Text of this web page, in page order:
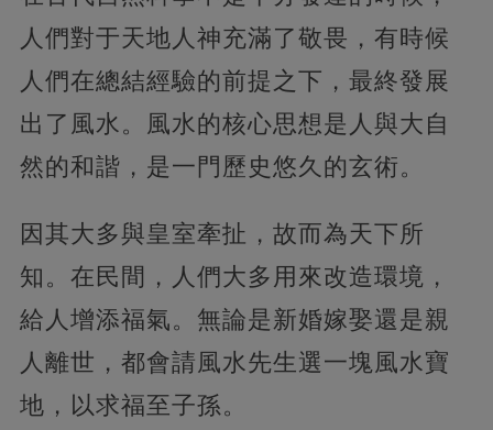
人們對于天地人神充滿了敬畏，有時候
人們在總結經驗的前提之下，最終發展
出了風水。風水的核心思想是人與大自
然的和諧，是一門歷史悠久的玄術。
因其大多與皇室牽扯，故而為天下所
知。在民間，人們大多用來改造環境，
給人增添福氣。無論是新婚嫁娶還是親
人離世，都會請風水先生選一塊風水寶
地，以求福至子孫。